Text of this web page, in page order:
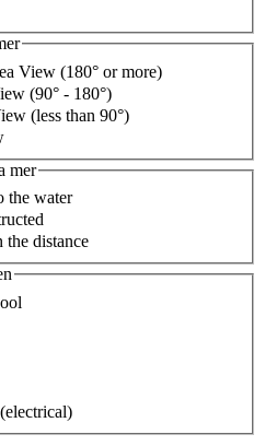
View (180° or more)
(90° - 180°)
(less than 90°)
mer
the water
the distance